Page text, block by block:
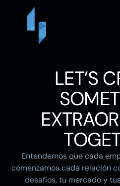
LET’S
Entendemos que cada
comenzamos cada relación
desafíos, tu mercado y